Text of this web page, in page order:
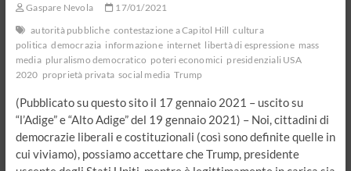
crisi
del
governo
Conte
Gaspare Nevola
17/01/2021
autorità pubbliche contestazione a Capitol Hill cultura
politica democrazia informazione internet libertà di espressione mass
media pluralismo democratico poteri economici presidenziali USA
2020 proprietà privata social media Trump
(Pubblicato su questo sito il 17 gennaio 2021 – uscito su
“l’Adige” e “Alto Adige” del 19 gennaio 2021) – Noi, cittadini di
democrazie liberali e costituzionali (così sono definite quelle in
cui viviamo), possiamo accettare che Trump, presidente